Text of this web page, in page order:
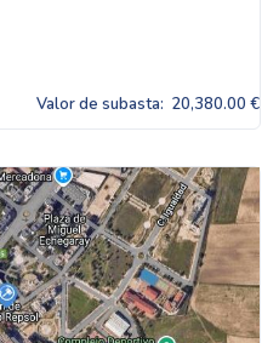
Valor de subasta: 20,380.00 €